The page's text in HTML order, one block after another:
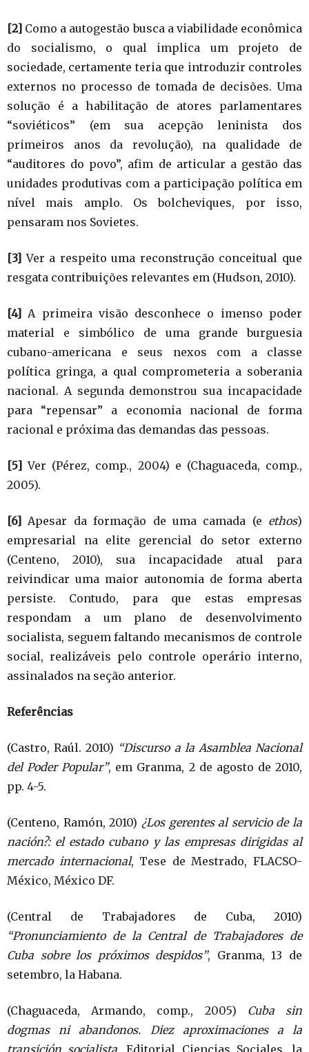
[2] Como a autogestão busca a viabilidade econômica
do socialismo, o qual implica um projeto de
sociedade, certamente teria que introduzir controles
externos no processo de tomada de decisões. Uma
solução é a habilitação de atores parlamentares
“soviéticos” (em sua acepção leninista dos
primeiros anos da revolução), na qualidade de
“auditores do povo”, afim de articular a gestão das
unidades produtivas com a participação política em
nível mais amplo. Os bolcheviques, por isso,
pensaram nos Sovietes.
[3] Ver a respeito uma reconstrução conceitual que
resgata contribuições relevantes em (Hudson, 2010).
[4] A primeira visão desconhece o imenso poder
material e simbólico de uma grande burguesia
cubano-americana e seus nexos com a classe
política gringa, a qual comprometeria a soberania
nacional. A segunda demonstrou sua incapacidade
para “repensar” a economia nacional de forma
racional e próxima das demandas das pessoas.
[5] Ver (Pérez, comp., 2004) e (Chaguaceda, comp.,
2005).
[6] Apesar da formação de uma camada (e ethos)
empresarial na elite gerencial do setor externo
(Centeno, 2010), sua incapacidade atual para
reivindicar uma maior autonomia de forma aberta
persiste. Contudo, para que estas empresas
respondam a um plano de desenvolvimento
socialista, seguem faltando mecanismos de controle
social, realizáveis pelo controle operário interno,
assinalados na seção anterior.
Referências
(Castro, Raúl. 2010) “Discurso a la Asamblea Nacional
del Poder Popular”, em Granma, 2 de agosto de 2010,
pp. 4-5.
(Centeno, Ramón, 2010) ¿Los gerentes al servicio de la
nación?: el estado cubano y las empresas dirigidas al
mercado internacional, Tese de Mestrado, FLACSO-
México, México DF.
(Central de Trabajadores de Cuba, 2010)
“Pronunciamiento de la Central de Trabajadores de
Cuba sobre los próximos despidos”, Granma, 13 de
setembro, la Habana.
(Chaguaceda, Armando, comp., 2005) Cuba sin
dogmas ni abandonos. Diez aproximaciones a la
transición socialista , Editorial Ciencias Sociales, la